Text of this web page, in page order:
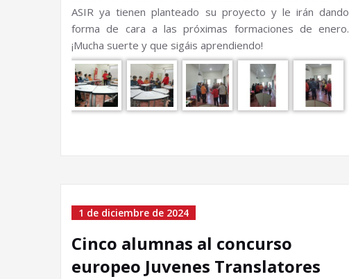
ASIR ya tienen planteado su proyecto y le irán dando
forma de cara a las próximas formaciones de enero.
¡Mucha suerte y que sigáis aprendiendo!
1 de diciembre de 2024
Cinco alumnas al concurso
europeo Juvenes Translatores